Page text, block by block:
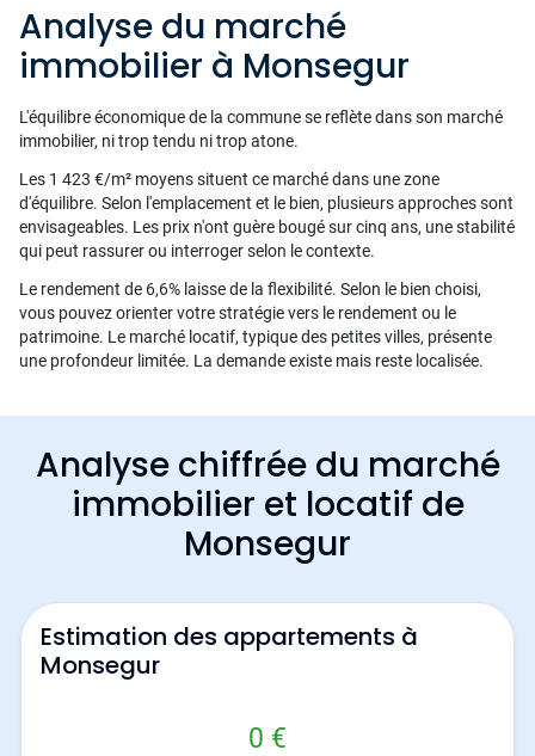
Analyse du marché
immobilier à Monsegur
L'équilibre économique de la commune se reflète dans son marché
immobilier, ni trop tendu ni trop atone.
Les 1 423 €/m² moyens situent ce marché dans une zone
d'équilibre. Selon l'emplacement et le bien, plusieurs approches sont
envisageables. Les prix n'ont guère bougé sur cinq ans, une stabilité
qui peut rassurer ou interroger selon le contexte.
Le rendement de 6,6% laisse de la flexibilité. Selon le bien choisi,
vous pouvez orienter votre stratégie vers le rendement ou le
patrimoine. Le marché locatif, typique des petites villes, présente
une profondeur limitée. La demande existe mais reste localisée.
Analyse chiffrée du marché
immobilier et locatif de
Monsegur
Estimation des appartements à
Monsegur
0 €